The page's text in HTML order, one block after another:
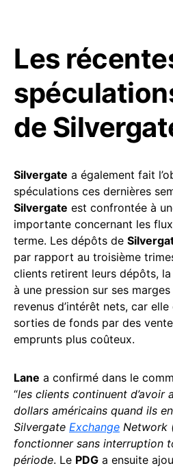
Les
de
Silvergate a également fait
spéculations ces dernières
Silvergate est confrontée à
importante concernant les
terme. Les dépôts de
par rapport au troisième
clients retirent leurs dépôts,
à une pression sur ses
revenus d’intérêt nets, car
sorties de fonds par des
emprunts plus coûteux.
Lane a confirmé dans le
“les clients continuent d’avoir
dollars américains quand ils
Silvergate Exchange Network
fonctionner sans interruption
période. Le PDG a ensuite